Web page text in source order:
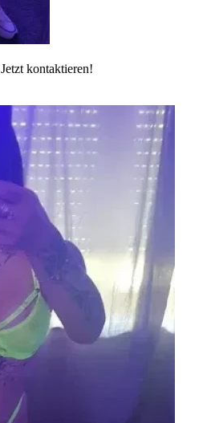
Jetzt kontaktieren!